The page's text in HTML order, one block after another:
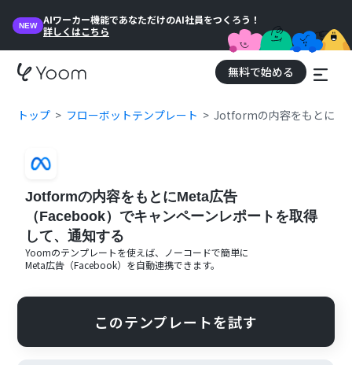
NEW
AIワーカー機能であなただけのAI社員をつくろう！
詳しくはこちら
無料で始める
トップ フローボットテンプレート Jotformの内容をもとに
Jotformの内容をもとにMeta広告
（Facebook）でキャンペーンレポートを取得
して、通知する
Yoomのテンプレートを使えば、ノーコードで簡単に
Meta広告（Facebook） を自動連携できます。
このテンプレートを試す